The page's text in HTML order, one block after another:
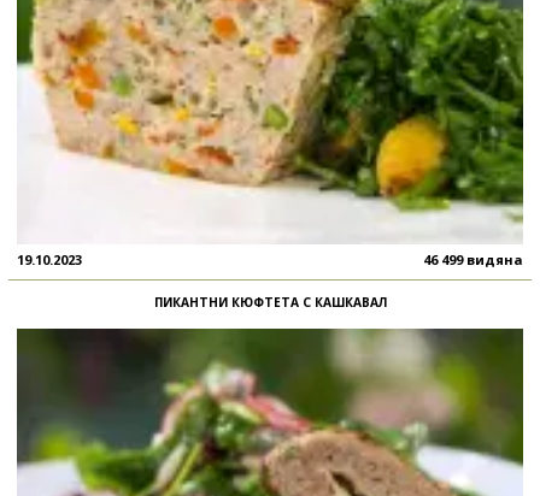
19.10.2023 46 499 видяна
ПИКАНТНИ КЮФТЕТА С КАШКАВАЛ